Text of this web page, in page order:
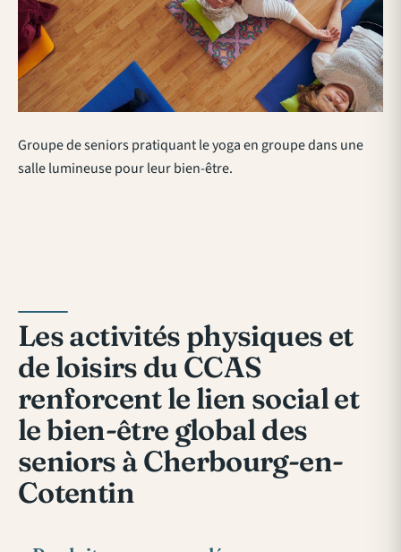
Groupe de seniors pratiquant le yoga en groupe dans une
salle lumineuse pour leur bien-être.
Les activités physiques et
de loisirs du CCAS
renforcent le lien social et
le bien-être global des
seniors à Cherbourg-en-
Cotentin